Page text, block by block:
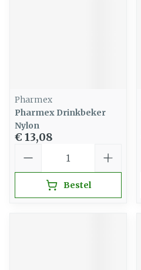
Pharmex
Pharmex Drinkbeker
Nylon
€ 13,08
Bestel